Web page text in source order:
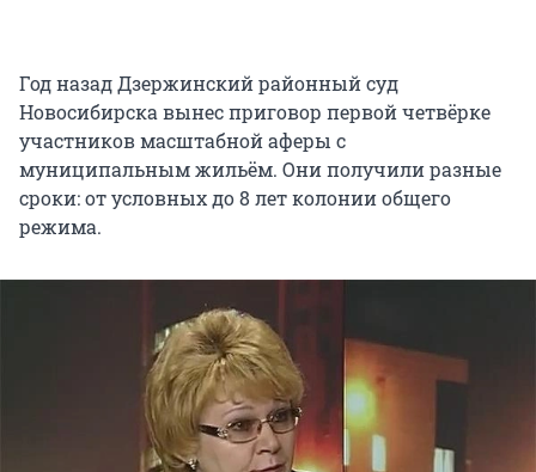
Год назад Дзержинский районный суд
Новосибирска вынес приговор первой четвёрке
участников масштабной аферы с
муниципальным жильём. Они получили разные
сроки: от условных до 8 лет колонии общего
режима.